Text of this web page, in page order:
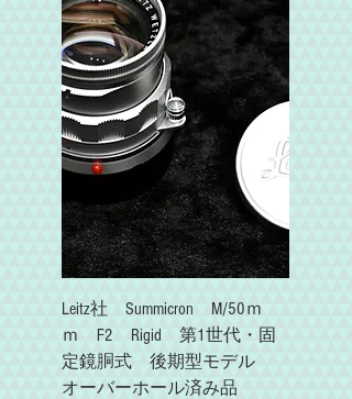
Leitz社 Summicron M/50ｍ
ｍ F2 Rigid 第1世代・固
定鏡胴式 後期型モデル
オーバーホール済み品